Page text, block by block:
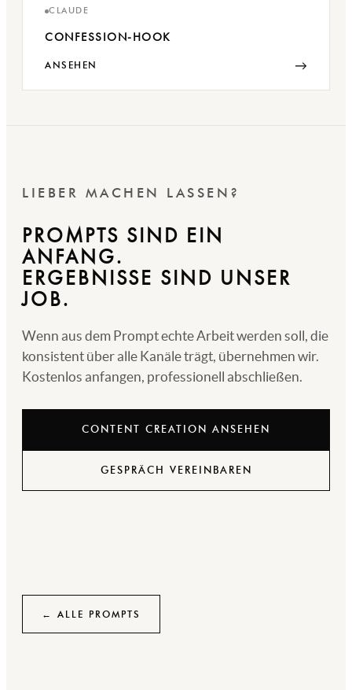
CLAUDE
CONFESSION-HOOK
ANSEHEN →
LIEBER MACHEN LASSEN?
PROMPTS SIND EIN
ANFANG.
ERGEBNISSE SIND UNSER
JOB.
Wenn aus dem Prompt echte Arbeit werden soll, die
konsistent über alle Kanäle trägt, übernehmen wir.
Kostenlos anfangen, professionell abschließen.
CONTENT CREATION ANSEHEN
GESPRÄCH VEREINBAREN
← ALLE PROMPTS